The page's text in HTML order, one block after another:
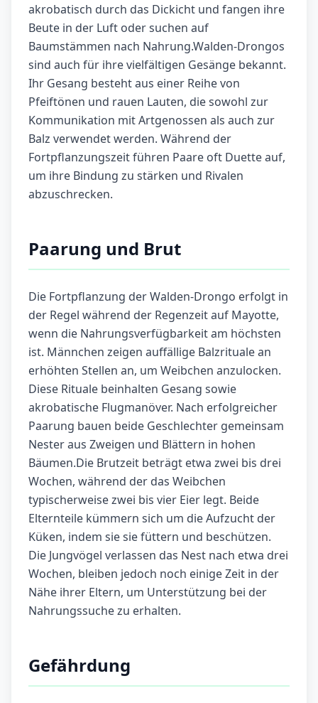
akrobatisch durch das Dickicht und fangen ihre
Beute in der Luft oder suchen auf
Baumstämmen nach Nahrung.Walden-Drongos
sind auch für ihre vielfältigen Gesänge bekannt.
Ihr Gesang besteht aus einer Reihe von
Pfeiftönen und rauen Lauten, die sowohl zur
Kommunikation mit Artgenossen als auch zur
Balz verwendet werden. Während der
Fortpflanzungszeit führen Paare oft Duette auf,
um ihre Bindung zu stärken und Rivalen
abzuschrecken.
Paarung und Brut
Die Fortpflanzung der Walden-Drongo erfolgt in
der Regel während der Regenzeit auf Mayotte,
wenn die Nahrungsverfügbarkeit am höchsten
ist. Männchen zeigen auffällige Balzrituale an
erhöhten Stellen an, um Weibchen anzulocken.
Diese Rituale beinhalten Gesang sowie
akrobatische Flugmanöver. Nach erfolgreicher
Paarung bauen beide Geschlechter gemeinsam
Nester aus Zweigen und Blättern in hohen
Bäumen.Die Brutzeit beträgt etwa zwei bis drei
Wochen, während der das Weibchen
typischerweise zwei bis vier Eier legt. Beide
Elternteile kümmern sich um die Aufzucht der
Küken, indem sie sie füttern und beschützen.
Die Jungvögel verlassen das Nest nach etwa drei
Wochen, bleiben jedoch noch einige Zeit in der
Nähe ihrer Eltern, um Unterstützung bei der
Nahrungssuche zu erhalten.
Gefährdung